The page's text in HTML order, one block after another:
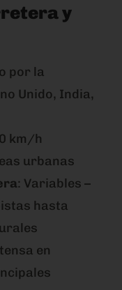
y
por la
Unido, India,
km/h
urbanas
: Variables –
hasta
en